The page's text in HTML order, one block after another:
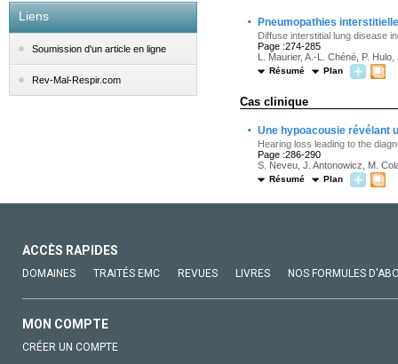
Liens
Soumission d'un article en ligne
Rev-Mal-Respir.com
· Pneumopathies
Diffuse interstitial lung disease
Page :274-285
L. Maurier, A.-L. Chéné, P.
Résumé Plan
Cas clinique
· Une hypoacousie révélant
Hearing loss leading to the
Page :286-290
S. Neveu, J. Antonowicz, M.
Résumé Plan
ACCÈS RAPIDES
DOMAINES TRAITÉS EMC REVUES LIVRES NOS FORMULES
MON COMPTE
CRÉER UN COMPTE